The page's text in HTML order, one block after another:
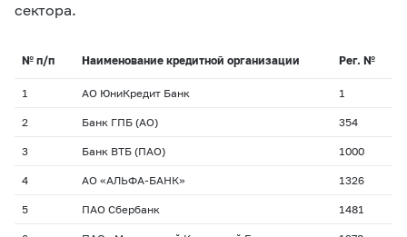
сектора.
№ п/п Наименование кредитной организации Рег. №
1 АО ЮниКредит Банк 1
2 Банк ГПБ (АО) 354
3 Банк ВТБ (ПАО) 1000
4 АО «АЛЬФА-БАНК» 1326
5 ПАО Сбербанк 1481